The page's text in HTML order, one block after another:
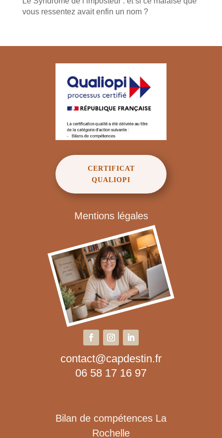
vous ressentez avait enfin un nom ?
CERTIFICAT
QUALIOPI
Mentions légales
contact@capdestin.fr
06 58 17 16 97
Bilan de compétences La
Rochelle